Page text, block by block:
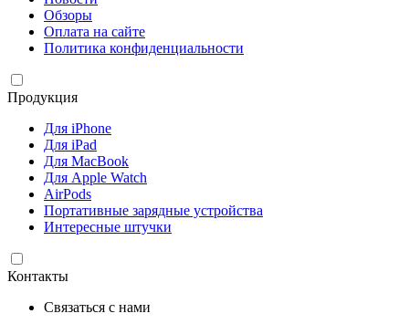
Обзоры
Оплата на сайте
Политика конфиденциальности
Продукция
Для iPhone
Для iPad
Для MacBook
Для Apple Watch
AirPods
Портативные зарядные устройства
Интересные штучки
Контакты
Связаться с нами